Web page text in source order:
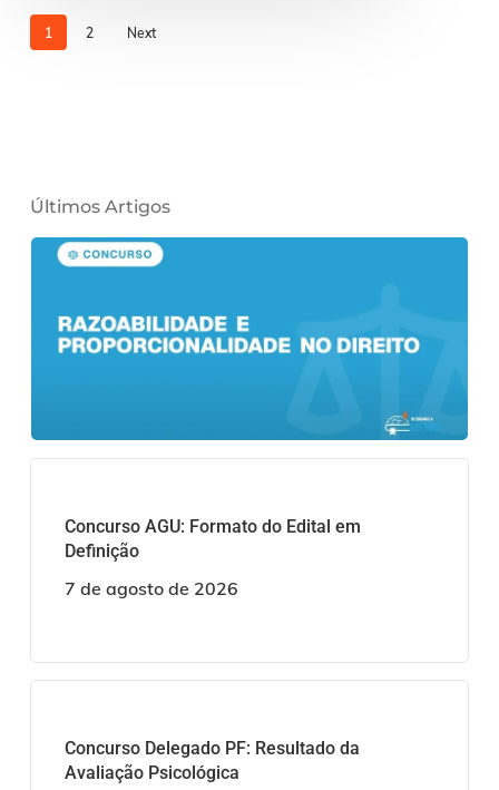
1 2 Next
Últimos Artigos
Concurso AGU: Formato do Edital em
Definição
7 de agosto de 2026
Concurso Delegado PF: Resultado da
Avaliação Psicológica